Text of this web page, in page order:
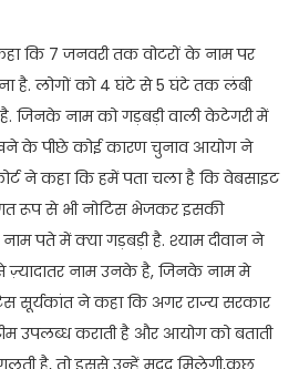
कि 7 जनवरी तक वोटरों के नाम पर
है. लोगों को 4 घंटे से 5 घंटे तक लंबी
जिनके नाम को गड़बड़ी वाली केटेगरी में
के पीछे कोई कारण चुनाव आयोग ने
ने कहा कि हमें पता चला है कि वेबसाइट
रूप से भी नोटिस भेजकर इसकी
पते में क्या गड़बड़ी है. श्याम दीवान ने
नाम उनके है, जिनके नाम मे
सूर्यकांत ने कहा कि अगर राज्य सरकार
उपलब्ध कराती है और आयोग को बताती